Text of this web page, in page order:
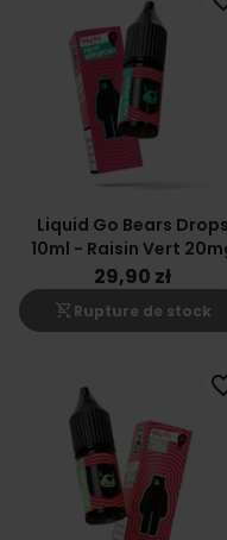
Liquid Go Bears Drops
10ml - Raisin Vert
29,90 zł
shopping_cart_off Rupture de stock